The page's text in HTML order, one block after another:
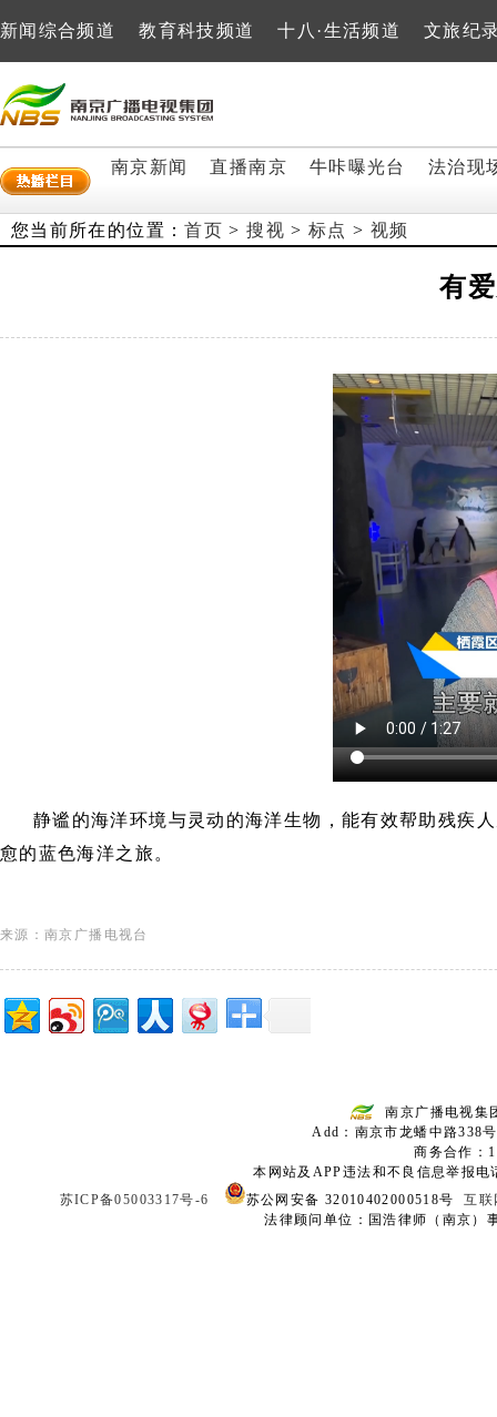
新闻综合频道 教育科技频道 十八·生活频道 文旅纪
南京新闻 直播南京 牛咔曝光台 法治现
您当前所在的位置：首页 >搜视 >标点 > 视频
有
静谧的海洋环境与灵动的海洋生物，能有效帮助残疾
愈的蓝色海洋之旅。
来源：南京广播电视台
南京广播电视集
Add：南京市龙蟠中路
商务合作：
本网站及APP违法和不良信息举报
苏ICP备05003317号-6
苏公网安备 32010402000518号互联
法律顾问单位：国浩律师（南京）